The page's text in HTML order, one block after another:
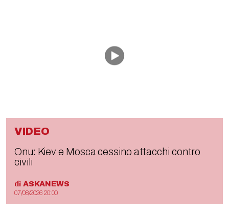
VIDEO
Onu: Kiev e Mosca cessino attacchi contro
civili
di ASKANEWS
07/08/2026 20:00